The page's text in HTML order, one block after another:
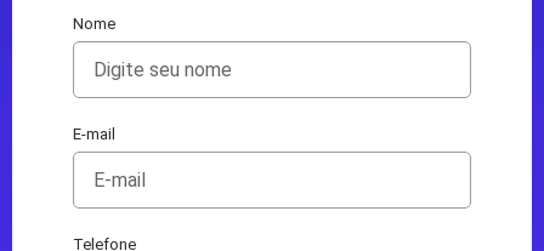
Nome
E-mail
Telefone